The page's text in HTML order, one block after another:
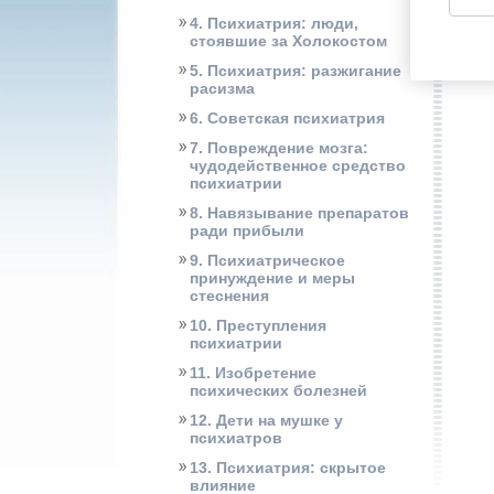
4. Психиатрия: люди,
стоявшие за Холокостом
5. Психиатрия: разжигание
расизма
6. Советская психиатрия
7. Повреждение мозга:
чудодейственное средство
психиатрии
8. Навязывание препаратов
ради прибыли
9. Психиатрическое
принуждение и меры
стеснения
10. Преступления
психиатрии
11. Изобретение
психических болезней
12. Дети на мушке у
психиатров
13. Психиатрия: скрытое
влияние